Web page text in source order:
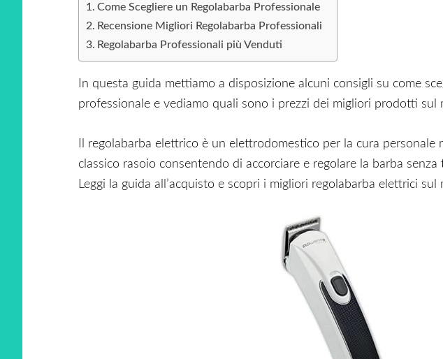
Come Scegliere un Regolabarba Professionale
Recensione Migliori Regolabarba Professionali
Regolabarba Professionali più Venduti
In questa guida mettiamo a disposizione alcuni consigli su come
professionale e vediamo quali sono i prezzi dei migliori prodotti sul
Il regolabarba elettrico è un elettrodomestico per la cura personale
classico rasoio consentendo di accorciare e regolare la barba senza
Leggi la guida all’acquisto e scopri i migliori regolabarba elettrici sul